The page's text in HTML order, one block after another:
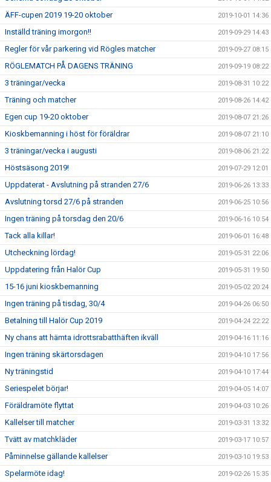
ÄFF-cupen 2019 19-20 oktober 2019-10-01 14:36
Inställd träning imorgon!! 2019-09-29 14:43
Regler för vår parkering vid Rögles matcher 2019-09-27 08:15
RÖGLEMATCH PÅ DAGENS TRÄNING 2019-09-19 08:22
3 träningar/vecka 2019-08-31 10:22
Träning och matcher 2019-08-26 14:42
Egen cup 19-20 oktober 2019-08-07 21:26
Kioskbemanning i höst för föräldrar 2019-08-07 21:10
3 träningar/vecka i augusti 2019-08-06 21:22
Höstsäsong 2019! 2019-07-29 12:01
Uppdaterat - Avslutning på stranden 27/6 2019-06-26 13:33
Avslutning torsd 27/6 på stranden 2019-06-25 10:56
Ingen träning på torsdag den 20/6 2019-06-16 10:54
Tack alla killar! 2019-06-01 16:48
Utcheckning lördag! 2019-05-31 22:06
Uppdatering från Halör Cup 2019-05-31 19:50
15-16 juni kioskbemanning 2019-05-02 20:24
Ingen träning på tisdag, 30/4 2019-04-26 06:50
Betalning till Halör Cup 2019 2019-04-24 22:22
Ny chans att hämta idrottsrabatthäften ikväll 2019-04-16 11:16
Ingen träning skärtorsdagen 2019-04-10 17:56
Ny träningstid 2019-04-10 17:44
Seriespelet börjar! 2019-04-05 14:07
Föräldramöte flyttat 2019-04-03 10:26
Kallelser till matcher 2019-03-31 13:32
Tvätt av matchkläder 2019-03-17 10:57
Påminnelse gällande kallelser 2019-03-10 19:53
Spelarmöte idag! 2019-02-26 15:35